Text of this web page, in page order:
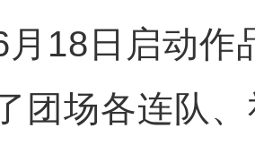
日启动作
团场各连队